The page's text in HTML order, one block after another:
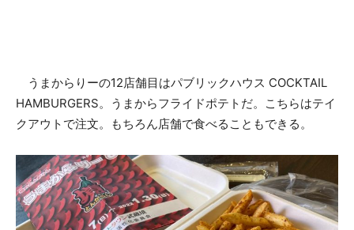
うまからりーの12店舗目はパブリックハウス COCKTAIL
HAMBURGERS。うまからフライドポテトだ。こちらはテイ
クアウトで注文。もちろん店舗で食べることもできる。